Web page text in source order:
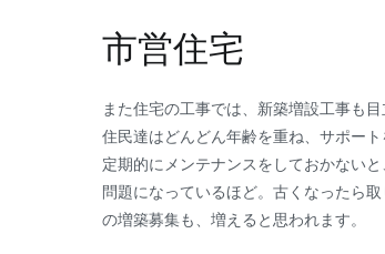
市営住宅
また住宅の工事では、新築増設工事も
住民達はどんどん年齢を重ね、サポー
定期的にメンテナンスをしておかない
問題になっているほど。古くなったら
の増築募集も、増えると思われます。